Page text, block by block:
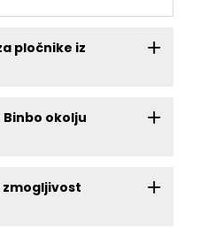
pločnike iz
okolju
zmogljivost